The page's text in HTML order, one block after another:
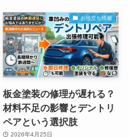
お役立ち情報
板金塗装の修理が遅れる？
材料不足の影響とデントリ
ペアという選択肢
2026年4月25日